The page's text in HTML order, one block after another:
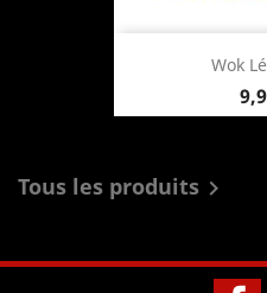
Wok
Tous les produits 